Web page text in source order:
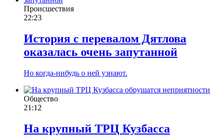
Происшествия
22:23
История с перевалом Дятлова
оказалась очень запутанной
Но когда-нибудь о ней узнают.
Общество
21:12
На крупный ТРЦ Кузбасса